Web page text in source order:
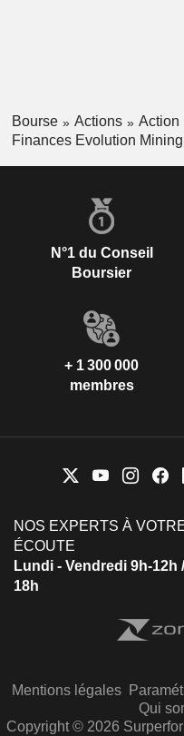
Bourse Actions
Action
Finances Evolution
N°1 du Conseil
Boursier
+ 1 300 000
membres
NOS EXPERTS À
ÉCOUTE
Lundi - Vendredi 9h-12h
18h
Mentions légales
Qui
Copyright © 2026